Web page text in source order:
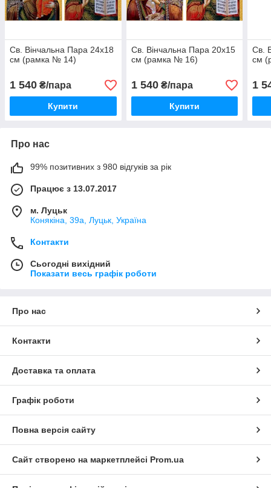
Св. Вінчальна Пара 24х18
см (рамка № 14)
1 540 ₴/пара
Купити
Св. Вінчальна Пара 20х15
см (рамка № 16)
1 540₴/пара
Купити
Св.
см
1
Про нас
99% позитивних з 980 відгуків за рік
Працює з 13.07.2017
м. Луцьк
Конякіна, 39а, Луцьк, Україна
Контакти
Сьогодні вихідний
Показати весь графік роботи
Про нас
Контакти
Доставка та оплата
Графік роботи
Повна версія сайту
Сайт створено на маркетплейсі Prom.ua